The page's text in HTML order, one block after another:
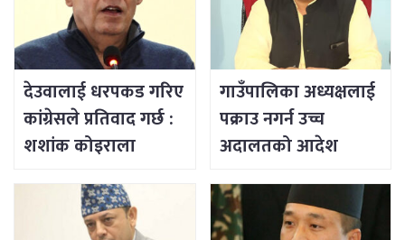
देउवालाई धरपकड गरिए
कांग्रेसले प्रतिवाद गर्छ :
शशांक कोइराला
गाउँपालिका अध्यक्षलाई
पक्राउ नगर्न उच्च
अदालतको आदेश